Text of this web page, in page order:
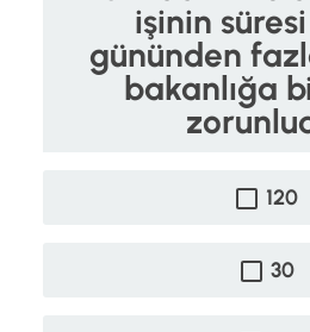
işinin
gününden
bakanlığa
120
30